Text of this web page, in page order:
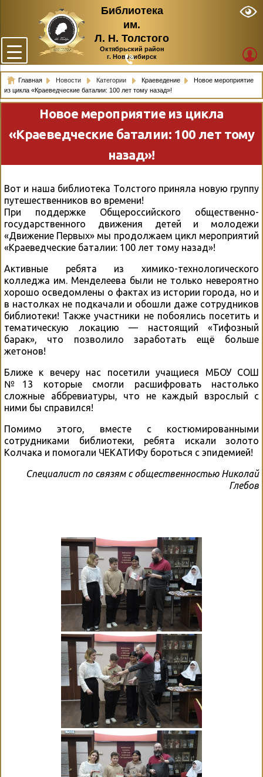
Библиотека
им.
Л. Н. Толстого
Октябрьский район
г. Новосибирск
Главная Новости Категории Краеведение
Новое мероприятие
из цикла «Краеведческие баталии: 100 лет тому назад»!
Новое мероприятие из цикла
«Краеведческие баталии: 100 лет тому
назад»!
Вот и наша библиотека Толстого приняла новую группу
путешественников во времени!
При поддержке Общероссийского общественно-
государственного движения детей и молодежи
«Движение Первых» мы продолжаем цикл мероприятий
«Краеведческие баталии: 100 лет тому назад»!
Активные ребята из химико-технологического
колледжа им. Менделеева были не только невероятно
хорошо осведомлены о фактах из истории города, но и
в настолках не подкачали и обошли даже сотрудников
библиотеки! Также участники не побоялись посетить и
тематическую локацию — настоящий «Тифозный
барак», что позволило заработать ещё больше
жетонов!
Ближе к вечеру нас посетили учащиеся МБОУ СОШ
№13 которые смогли расшифровать настолько
сложные аббревиатуры, что не каждый взрослый с
ними бы справился!
Помимо этого, вместе с костюмированными
сотрудниками библиотеки, ребята искали золото
Колчака и помогали ЧЕКАТИФу бороться с эпидемией!
Специалист по связям с общественностью Николай
Глебов